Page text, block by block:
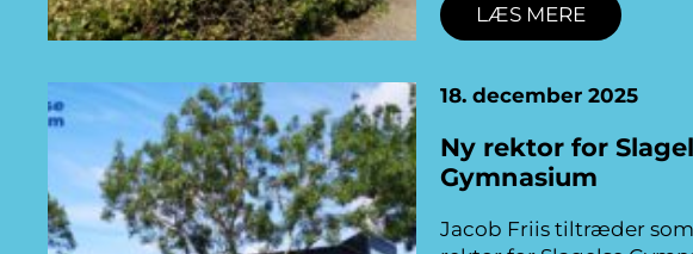
LÆS MERE
Ny rektor for
Gymnasium
18. december 2025
Jacob Friis tiltræder